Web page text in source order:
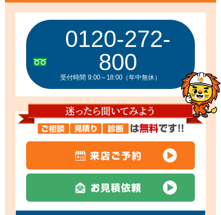
0120-272-
800
受付時間 9:00～18:00（年中無休）